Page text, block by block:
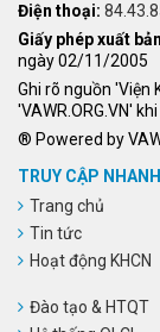
Điện thoại:
Giấy phép xuất
ngày 02/11/2005
Ghi rõ nguồn 'Viện
'VAWR.ORG.VN'
® Powered by
TRUY CẬP NHANH
Trang chủ
Tin tức
Hoạt động KHCN
Đào tạo & HTQT